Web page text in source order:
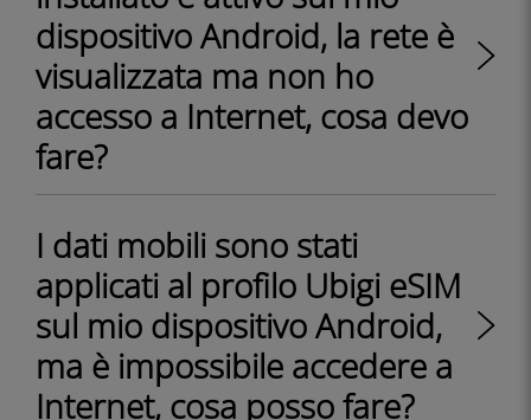
dispositivo Android, la rete è
visualizzata ma non ho
accesso a Internet, cosa devo
fare?
I dati mobili sono stati
applicati al profilo Ubigi eSIM
sul mio dispositivo Android,
ma è impossibile accedere a
Internet, cosa posso fare?